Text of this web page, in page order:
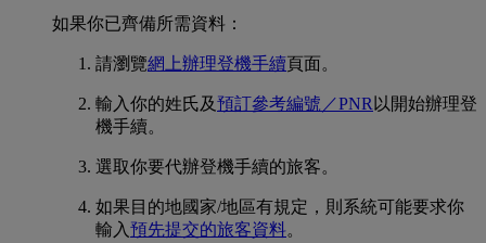
如果你已齊備所需資料：
請瀏覽網上辦理登機手續頁面。
輸入你的姓氏及預訂參考編號／PNR 以開始辦理登
機手續。
選取你要代辦登機手續的旅客。
如果目的地國家/地區有規定，則系統可能要求你
輸入預先提交的旅客資料。